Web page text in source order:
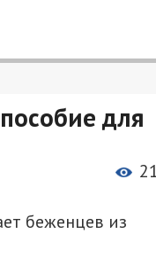
для
беженцев из